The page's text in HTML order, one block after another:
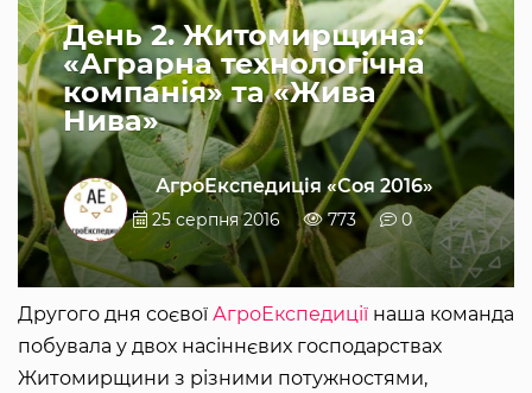
День 2. Житомирщина:
«Аграрна технологічна
компанія» та «Жива
Нива»
АгроЕкспедиція «Соя 2016»
25 серпня 2016 773 0
Другого дня соєвої АгроЕкспедиції наша команда
побувала у двох насіннєвих господарствах
Житомирщини з різними потужностями,